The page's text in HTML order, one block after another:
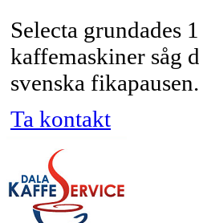
Selecta grundades
kaffemaskiner såg
svenska fikapausen.
Ta kontakt